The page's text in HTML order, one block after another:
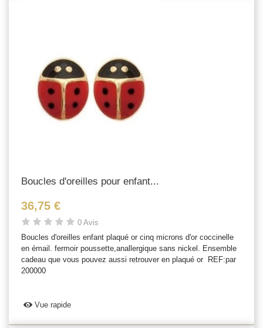
Boucles d'oreilles pour enfant...
36,75 €
0 Avis
Boucles d'oreilles enfant plaqué or cinq microns d'or coccinelle
en émail. fermoir poussette,anallergique sans nickel. Ensemble
cadeau que vous pouvez aussi retrouver en plaqué or REF:par
200000
Vue rapide